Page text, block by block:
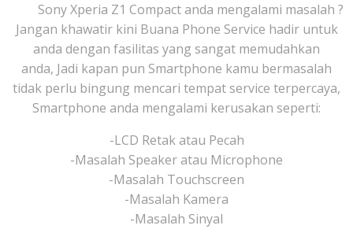
Sony Xperia Z1 Compact anda mengalami masalah ?
Jangan khawatir kini Buana Phone Service hadir untuk
anda dengan fasilitas yang sangat memudahkan
anda, Jadi kapan pun Smartphone kamu bermasalah
tidak perlu bingung mencari tempat service terpercaya,
Smartphone anda mengalami kerusakan seperti:
-LCD Retak atau Pecah
-Masalah Speaker atau Microphone
-Masalah Touchscreen
-Masalah Kamera
-Masalah Sinyal